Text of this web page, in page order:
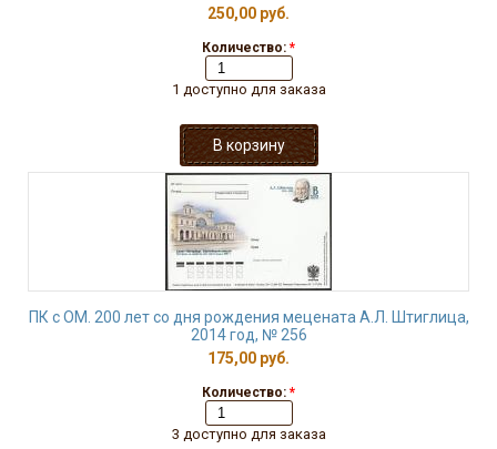
250,00 руб.
Количество: *
1 доступно для заказа
ПК с ОМ. 200 лет со дня рождения мецената А.Л. Штиглица,
2014 год, № 256
175,00 руб.
Количество: *
3 доступно для заказа